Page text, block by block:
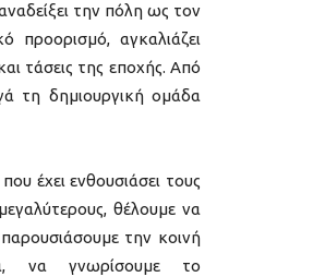
την πόλη ως τον
προορισμό, αγκαλιάζει
τάσεις της εποχής. Από
τη δημιουργική ομάδα
έχει ενθουσιάσει τους
θέλουμε να
την κοινή
να γνωρίσουμε το